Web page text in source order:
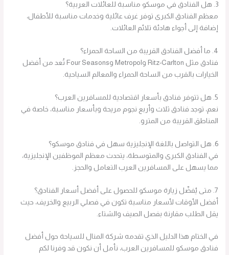
3. هل الفنادق في موسكو مناسبة للعائلات العربية؟
معظم الفنادق الكبرى توفر غرف عائلية وخدمات مناسبة للأطفال،
إضافة إلى أجواء هادئة تلائم العائلات.
4. ما أفضل الفنادق القريبة من الساحة الحمراء؟
فنادق مثل Ritz-Carlton وMetropol وFour Seasons تُعد من أفضل
الخيارات بالقرب من الساحة الحمراء والمعالم السياحية.
5. هل تتوفر فنادق بأسعار اقتصادية للمسافرين العرب؟
نعم، توجد فنادق ثلاث وأربع نجوم مريحة وبأسعار مناسبة، خاصة في
المناطق القريبة من المترو.
6. هل التواصل باللغة الإنجليزية سهل في فنادق موسكو؟
في الفنادق الكبرى والمتوسطة، يتحدث معظم الموظفين الإنجليزية،
مما يسهل على المسافرين العرب التعامل والحجز.
7. متى يُفضّل زيارة موسكو للحصول على أفضل أسعار الفنادق؟
أفضل الأوقات لأسعار مناسبة تكون في فصلي الربيع والخريف، حيث
يقل الطلب مقارنة بفصل الصيف والشتاء.
في الختام هذا الدليل الذي تقدمه شركة المنال للسياحة حول أفضل
فنادق موسكو للمسافرين العرب، نأمل أن نكون قد وفرنا لكم